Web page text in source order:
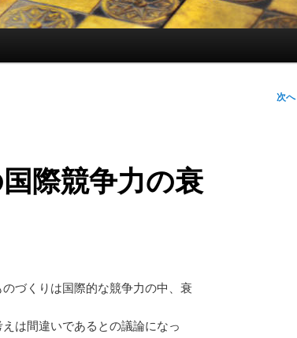
次へ
際競争力の衰
づくりは国際的な競争力の中、衰
は間違いであるとの議論になっ